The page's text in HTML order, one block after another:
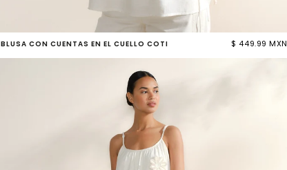
BLUSA CON CUENTAS EN EL CUELLO COTI $ 449.99 MXN